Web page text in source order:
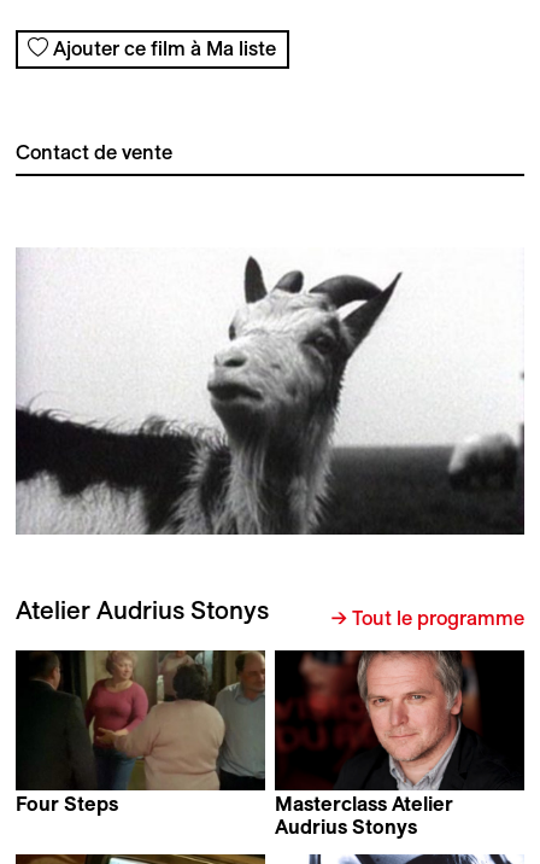
Ajouter ce film à Ma liste
Contact de vente
Atelier Audrius Stonys → Tout le programme
Four Steps
Masterclass Atelier
Audrius Stonys